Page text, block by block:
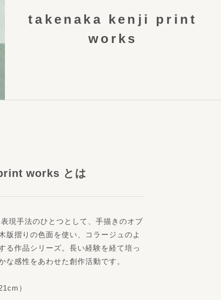
takenaka kenji print
works
works とは
現手法のひとつとして、手描きのオブ
版摺りの色面を使い、コラージュのよ
る作品シリーズ。長い経験を経て培っ
な感性をあわせた創作活動です。
）